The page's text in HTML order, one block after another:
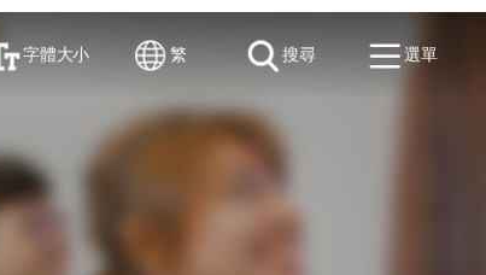
字體大小 繁 搜尋 選單